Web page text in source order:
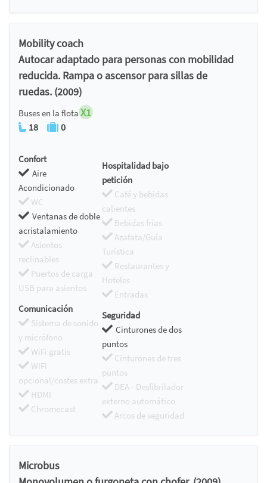
Mobility coach
Autocar adaptado para personas con mobilidad
reducida. Rampa o ascensor para sillas de
ruedas. (2009)
Buses en la flota X1
18 0
Confort
Aire
Acondicionado
WC
Ventanas de doble
acristalamiento
Asientos
reclinables
Puertos de carga
USB para asientos
Hospitalidad bajo
petición
Café y bebidas
calientes
Bebidas frías
Azafata/Guía
Turística
Restaurantes y
Hoteles
Entradas
Comunicación
Sistema de sonido
y micrófono
WiFi gratis
WIFI
opcional/costes extra
HDMI
Chromecast
Seguridad
Cinturones de dos
puntos
Cinturones de tres
puntos
DEA - Desfibrilador
externo automático
Arcos de seguridad
Microbus